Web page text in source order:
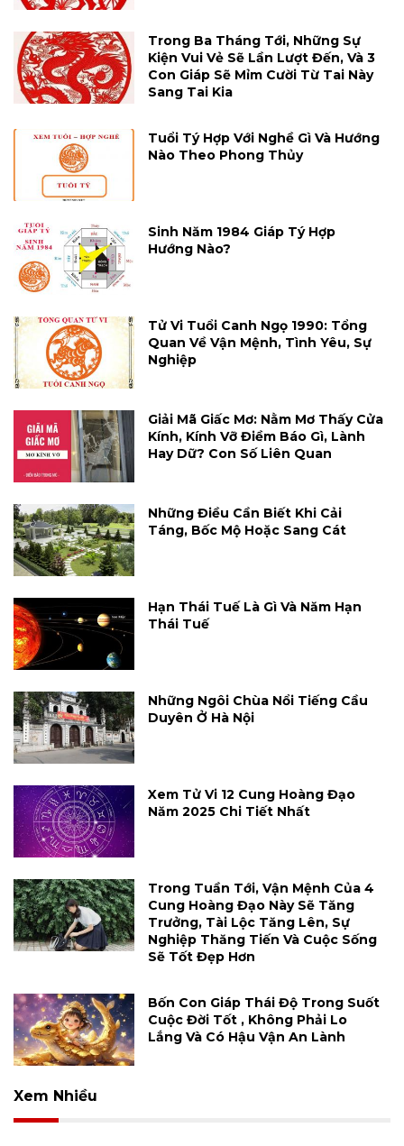
Trong Ba Tháng Tới, Những Sự
Kiện Vui Vẻ Sẽ Lần Lượt Đến, Và 3
Con Giáp Sẽ Mỉm Cười Từ Tai Này
Sang Tai Kia
Tuổi Tý Hợp Với Nghề Gì Và Hướng
Nào Theo Phong Thủy
Sinh Năm 1984 Giáp Tý Hợp
Hướng Nào?
Tử Vi Tuổi Canh Ngọ 1990: Tổng
Quan Về Vận Mệnh, Tình Yêu, Sự
Nghiệp
Giải Mã Giấc Mơ: Nằm Mơ Thấy Cửa
Kính, Kính Vỡ Điềm Báo Gì, Lành
Hay Dữ? Con Số Liên Quan
Những Điều Cần Biết Khi Cải
Táng, Bốc Mộ Hoặc Sang Cát
Hạn Thái Tuế Là Gì Và Năm Hạn
Thái Tuế
Những Ngôi Chùa Nổi Tiếng Cầu
Duyên Ở Hà Nội
Xem Tử Vi 12 Cung Hoàng Đạo
Năm 2025 Chi Tiết Nhất
Trong Tuần Tới, Vận Mệnh Của 4
Cung Hoàng Đạo Này Sẽ Tăng
Trưởng, Tài Lộc Tăng Lên, Sự
Nghiệp Thăng Tiến Và Cuộc Sống
Sẽ Tốt Đẹp Hơn
Bốn Con Giáp Thái Độ Trong Suốt
Cuộc Đời Tốt , Không Phải Lo
Lắng Và Có Hậu Vận An Lành
Xem Nhiều